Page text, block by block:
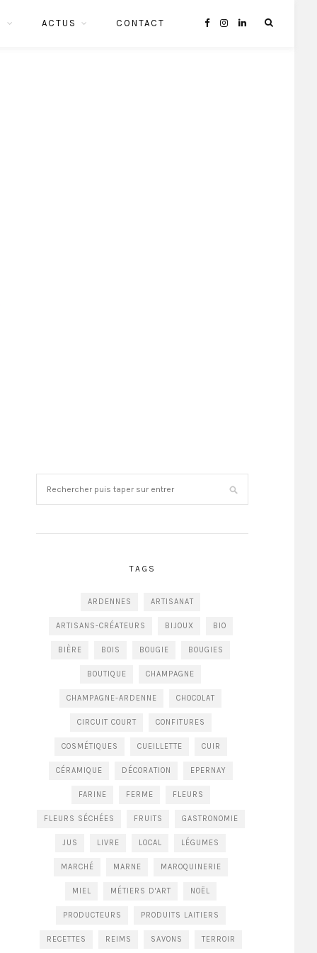
ACTUS CONTACT
TAGS
ARDENNES ARTISANAT
ARTISANS-CRÉATEURS BIJOUX BIO
BIÈRE BOIS BOUGIE BOUGIES
BOUTIQUE CHAMPAGNE
CHAMPAGNE-ARDENNE CHOCOLAT
CIRCUIT COURT CONFITURES
COSMÉTIQUES CUEILLETTE CUIR
CÉRAMIQUE DÉCORATION EPERNAY
FARINE FERME FLEURS
FLEURS SÉCHÉES FRUITS GASTRONOMIE
JUS LIVRE LOCAL LÉGUMES
MARCHÉ MARNE MAROQUINERIE
MIEL MÉTIERS D'ART NOËL
PRODUCTEURS PRODUITS LAITIERS
RECETTES REIMS SAVONS TERROIR